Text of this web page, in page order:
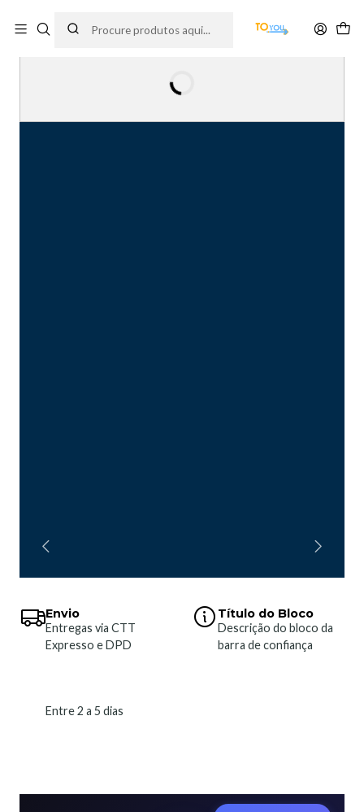
partir do dia 11 de Agosto, às 10H.
Envio
Entregas via CTT
Expresso e DPD
Entre 2 a 5 dias
Título do Bloco
Descrição do bloco da
barra de confiança